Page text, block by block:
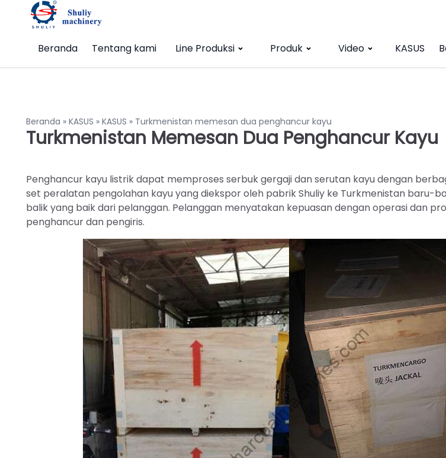
Beranda Tentang kami Line Produksi Produk Video KASUS
Beranda » KASUS » KASUS » Turkmenistan memesan dua penghancur kayu
Turkmenistan Memesan Dua Penghancur Kayu
Penghancur kayu listrik dapat memproses serbuk gergaji dan serutan kayu dengan
set peralatan pengolahan kayu yang diekspor oleh pabrik Shuliy ke Turkmenistan baru-
balik yang baik dari pelanggan. Pelanggan menyatakan kepuasan dengan operasi dan
penghancur dan pengiris.